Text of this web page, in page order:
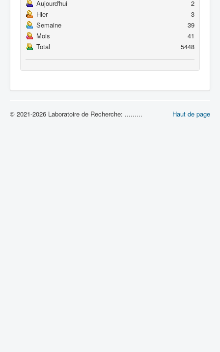
Aujourd'hui
2
Hier
3
Semaine
39
Mois
41
Total
5448
Haut de page
© 2021-2026 Laboratoire de Recherche: .........